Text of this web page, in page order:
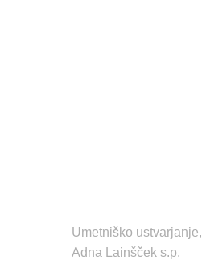
Umetniško ustvarjanje,
Adna Lainšček s.p.